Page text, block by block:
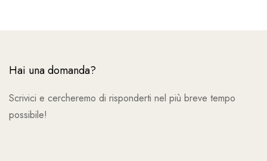
Hai una domanda?
Scrivici e cercheremo di risponderti nel più breve tempo
possibile!